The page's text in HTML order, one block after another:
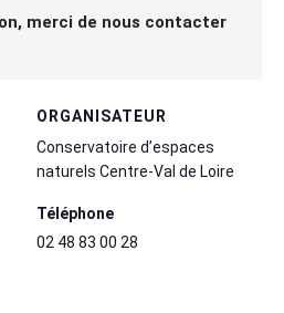
merci de nous contacter
ORGANISATEUR
Conservatoire d’espaces
naturels Centre-Val de Loire
Téléphone
02 48 83 00 28